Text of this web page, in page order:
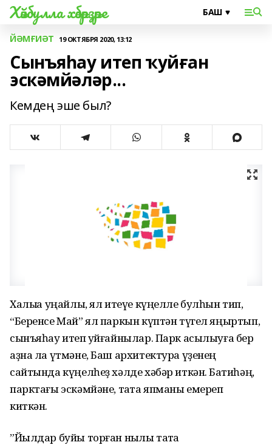
Хәйбулла хәбәрҙәре
ЙӘМҒИӘТ 19 ОКТЯБРЯ 2020, 13:12
Сынъяһау итеп ҡуйған
эскәмйәләр...
Кемдең эше был?
Халыҡҡа уңайлы, ял итеүе күңелле булһын тип,
“Беренсе Май” ял паркын күптән түгел яңыртып,
сынъяһау итеп ҡуйғайнылар. Парк асылыуға бер
аҙна ла үтмәне, Баш архитектура үҙенең
сайтында күңелһеҙ хәлде хәбәр иткән. Баҡтиһәң,
парктағы эскәмйәне, таҡта япманы емереп
киткән.
”Йылдар буйы торған ныҡлы таҡта